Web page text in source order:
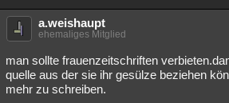
a.weishaupt
ehemaliges Mitglied
man sollte frauenzeitschriften
quelle aus der sie ihr gesülze beziehen
mehr zu schreiben.